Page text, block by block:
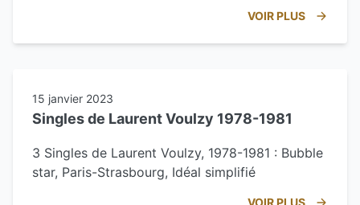
VOIR PLUS
15 janvier 2023
Singles de Laurent Voulzy 1978-1981
3 Singles de Laurent Voulzy, 1978-1981 : Bubble
star, Paris-Strasbourg, Idéal simplifié
VOIR PLUS